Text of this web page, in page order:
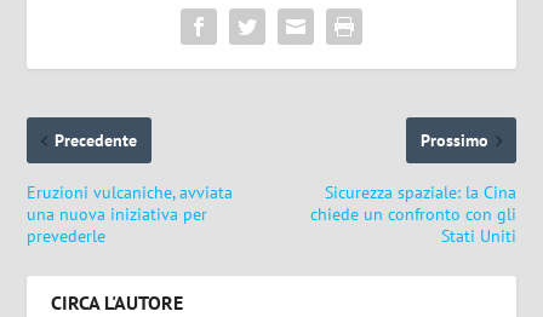
Precedente
Eruzioni vulcaniche, avviata
una nuova iniziativa per
prevederle
Prossimo
Sicurezza spaziale: la Cina
chiede un confronto con gli
Stati Uniti
CIRCA L'AUTORE